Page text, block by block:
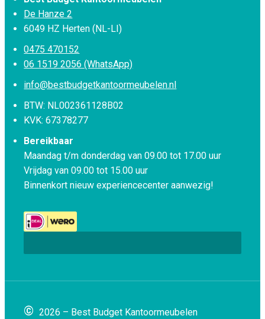
De Hanze 2
6049 HZ Herten (NL-LI)
0475 470152
06 1519 2056 (WhatsApp)
info@bestbudgetkantoormeubelen.nl
BTW: NL002361128B02
KVK: 67378277
Bereikbaar
Maandag t/m donderdag van 09.00 tot 17.00 uur
Vrijdag van 09.00 tot 15.00 uur
Binnenkort nieuw experiencecenter aanwezig!
© 2026 – Best Budget Kantoormeubelen